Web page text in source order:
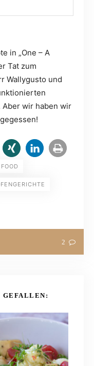
in „One – A
Tat zum
Wallygusto und
wir haben wir
2
GEFALLEN: